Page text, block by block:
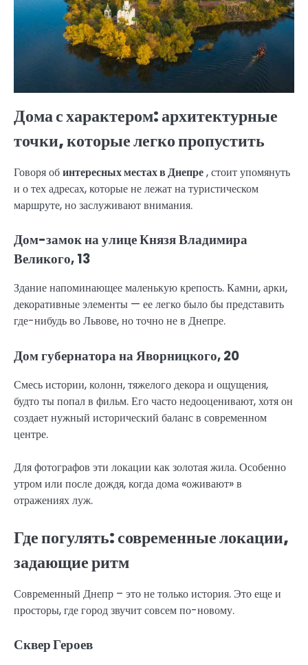
Дома с характером: архитектурные
точки, которые легко пропустить
Говоря обинтересных местах в Днепре, стоит упомянуть
и о тех адресах, которые не лежат на туристическом
маршруте, но заслуживают внимания.
Дом-замок на улице Князя Владимира
Великого, 13
Здание напоминающее маленькую крепость. Камни, арки,
декоративные элементы — ее легко было бы представить
где-нибудь во Львове, но точно не в Днепре.
Дом губернатора на Яворницкого, 20
Смесь истории, колонн, тяжелого декора и ощущения,
будто ты попал в фильм. Его часто недооценивают, хотя он
создает нужный исторический баланс в современном
центре.
Для фотографов эти локации как золотая жила. Особенно
утром или после дождя, когда дома «оживают» в
отражениях луж.
Где погулять: современные локации,
задающие ритм
Современный Днепр – это не только история. Это еще и
просторы, где город звучит совсем по-новому.
Сквер Героев